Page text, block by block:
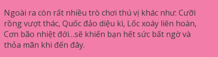
Ngoài ra còn rất nhiều trò chơi thú vị khác như: Cưỡi
rồng vượt thác, Quốc đảo diệu kì, Lốc xoáy liên hoàn,
Cơn bão nhiệt đới…sẽ khiến bạn hết sức bất ngờ và
thỏa mãn khi đến đây.